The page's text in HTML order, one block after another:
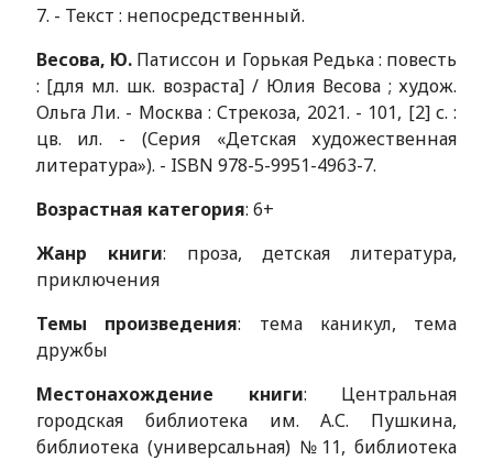
7. - Текст : непосредственный.
Весова, Ю. Патиссон и Горькая Редька : повесть
: [для мл. шк. возраста] / Юлия Весова ; худож.
Ольга Ли. - Москва : Стрекоза, 2021. - 101, [2] с. :
цв. ил. - (Серия «Детская художественная
литература»). - ISBN 978-5-9951-4963-7.
Возрастная категория: 6+
Жанр книги: проза, детская литература,
приключения
Темы произведения: тема каникул, тема
дружбы
Местонахождение книги: Центральная
городская библиотека им. А.С. Пушкина,
библиотека (универсальная) №11, библиотека